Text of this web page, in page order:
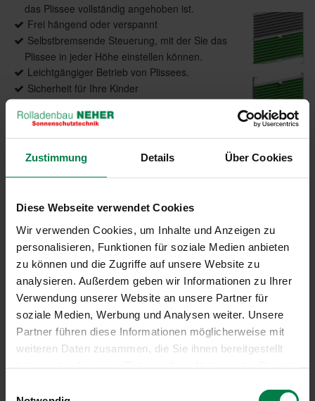
Zustimmung Details Über Cookies
Diese Webseite verwendet Cookies
Wir verwenden Cookies, um Inhalte und Anzeigen zu
personalisieren, Funktionen für soziale Medien anbieten
zu können und die Zugriffe auf unsere Website zu
analysieren. Außerdem geben wir Informationen zu Ihrer
Verwendung unserer Website an unsere Partner für
soziale Medien, Werbung und Analysen weiter. Unsere
Partner führen diese Informationen möglicherweise mit
weiteren Daten zusammen, die Sie ihnen bereitgestellt
das Plissee vollständig angehoben ist.
Frei hängend oder verspannt
Selbstbremsende Steuerung, mit der Sie das
Plissee in jeder Höhe einstellen können.
Leichtgängiger Betrieb von Plissees.
Sicherheit für Ihre Kinder
Sonderformen möglich
Wabenplissees
max. Höhe: 4000 mm
max. Fläche: 6,00 m²
Bedienung: Kette, Schnur, Griff, Griffleiste,
Elektroantrieb
Führung: Optional, seitlich mit Seil
Anwendungsbereiche: Für Fenster, Dachfenster,
Türen, Bildschirmarbeitsplätze
Montage: An Wand, Decken und in der
Glasleiste sowie über Klemmträger. Auch als mit